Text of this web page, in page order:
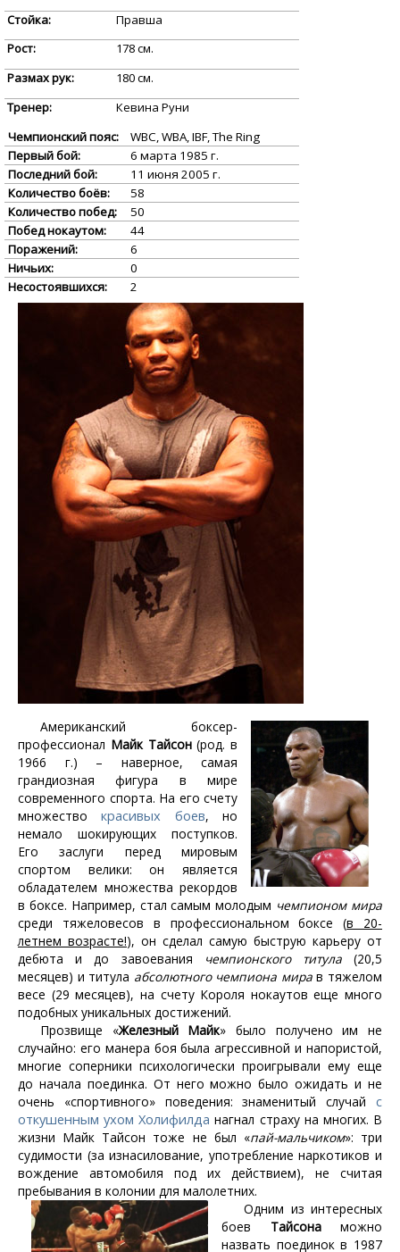
Стойка:
Правша
Рост:
178 см.
Размах рук:
180 см.
Тренер:
Кевина Руни
Чемпионский пояс:
WBC, WBA, IBF, The Ring
Первый бой:
6 марта 1985 г.
Последний бой:
11 июня 2005 г.
Количество боёв:
58
Количество побед:
50
Побед нокаутом:
44
Поражений:
6
Ничьих:
0
Несостоявшихся:
2
Американский боксер-
профессионал Майк Тайсон(род. в
1966 г.) – наверное, самая
грандиозная фигура в мире
современного спорта. На его счету
множествокрасивых боев, но
немало шокирующих поступков.
Его заслуги перед мировым
спортом велики: он является
обладателем множества рекордов
в боксе. Например, стал самым молодым чемпионом мира
среди тяжеловесов в профессиональном боксе (в 20-
летнем возрасте!), он сделал самую быструю карьеру от
дебюта и до завоевания
чемпионского титула(20,5
месяцев) и титула абсолютного чемпиона мирав тяжелом
весе (29 месяцев), на счету Короля нокаутов еще много
подобных уникальных достижений.
Прозвище «Железный Майк» было получено им не
случайно: его манера боя была агрессивной и напористой,
многие соперники психологически проигрывали ему еще
до начала поединка. От него можно было ожидать и не
очень «спортивного» поведения: знаменитый случай с
откушенным ухом Холифилда нагнал страху на многих. В
жизни Майк Тайсон тоже не был «пай-мальчиком»: три
судимости (за изнасилование, употребление наркотиков и
вождение автомобиля под их действием), не считая
пребывания в колонии для малолетних.
Одним из интересных
боев Тайсонаможно
назвать поединок в 1987